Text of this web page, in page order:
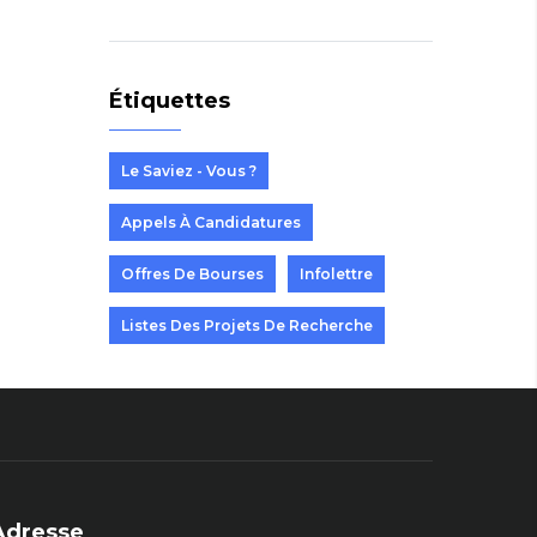
Étiquettes
Le Saviez - Vous ?
Appels À Candidatures
Offres De Bourses Infolettre
Listes Des Projets De Recherche